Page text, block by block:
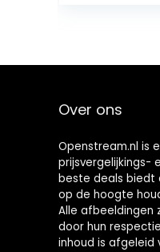
Over ons
Openstream.nl is
prijsvergelijkings-
beste deals biedt
op de hoogte
Alle afbeeldingen
door hun
inhoud is afgeleid